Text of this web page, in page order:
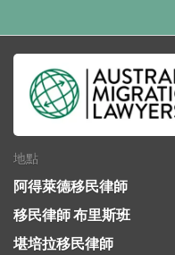
地點
阿得萊德移民律師
移民律師 布里斯班
堪培拉移民律師